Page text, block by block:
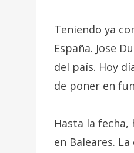
Teniendo ya
España. Jose
del país. Hoy
de poner en
Hasta la
en Baleares.